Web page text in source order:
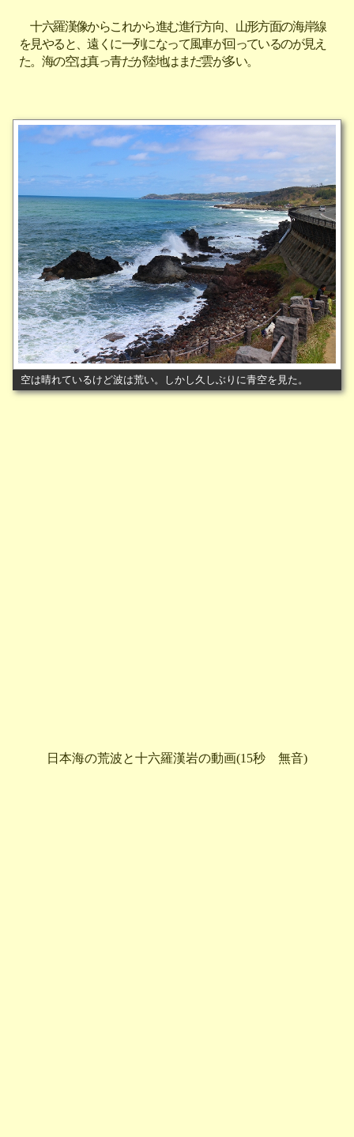
十六羅漢像からこれから進む進行方向、山形方面の海岸線
を見やると、遠くに一列になって風車が回っているのが見え
た。海の空は真っ青だが陸地はまだ雲が多い。
空は晴れているけど波は荒い。しかし久しぶりに青空を見た。
日本海の荒波と十六羅漢岩の動画(15秒 無音)